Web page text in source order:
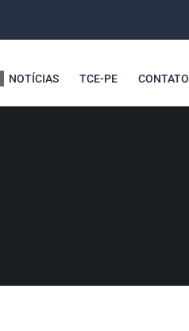
NOTÍCIAS TCE-PE CONTATO